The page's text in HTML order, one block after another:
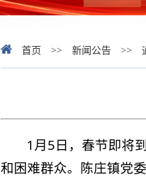
首页 >> 新闻公告 >>
1月5日，春节即将
和困难群众。陈庄镇党